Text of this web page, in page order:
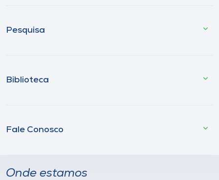
Pesquisa
Biblioteca
Fale Conosco
Onde estamos